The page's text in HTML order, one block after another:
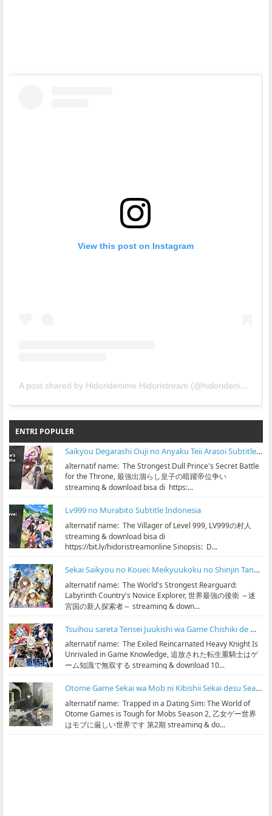
View this post on Instagram
A post shared by Hidoridenime Hidoristream (@hidoridenime)
ENTRI POPULER
Saikyou Degarashi Ouji no Anyaku Teii Arasoi Subtitle Indonesia
alternatif name: The Strongest Dull Prince's Secret Battle
for the Throne, 最強出涸らし皇子の暗躍帝位争い
streaming & download bisa di https:...
Lv999 no Murabito Subtitle Indonesia
alternatif name: The Villager of Level 999, LV999の村人
streaming & download bisa di
https://bit.ly/hidoristreamonline Sinopsis: D...
Sekai Saikyou no Kouei: Meikyuukoku no Shinjin Tansakusha Subtitle Indonesia
alternatif name: The World's Strongest Rearguard:
Labyrinth Country's Novice Explorer, 世界最強の後衛 ～迷
宮国の新人探索者～ streaming & down...
Tsuihou sareta Tensei Juukishi wa Game Chishiki de Musou suru Subtitle Indonesia
alternatif name: The Exiled Reincarnated Heavy Knight Is
Unrivaled in Game Knowledge, 追放された転生重騎士はゲ
ーム知識で無双する streaming & download 10...
Otome Game Sekai wa Mob ni Kibishii Sekai desu Season 2 Subtitle Indonesia
alternatif name: Trapped in a Dating Sim: The World of
Otome Games is Tough for Mobs Season 2, 乙女ゲー世界
はモブに厳しい世界です 第2期 streaming & do...